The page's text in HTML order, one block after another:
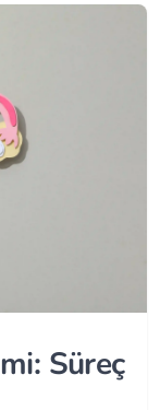
Süreç